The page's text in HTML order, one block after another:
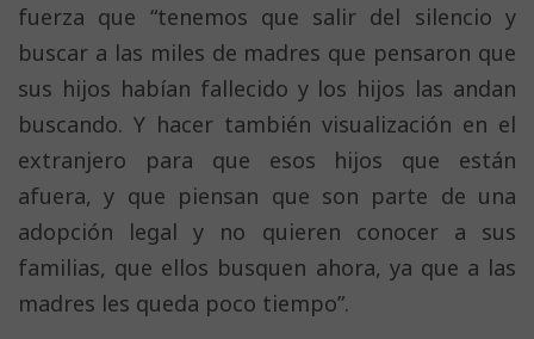
fuerza que “tenemos que salir del silencio y
buscar a las miles de madres que pensaron que
sus hijos habían fallecido y los hijos las andan
buscando. Y hacer también visualización en el
extranjero para que esos hijos que están
afuera, y que piensan que son parte de una
adopción legal y no quieren conocer a sus
familias, que ellos busquen ahora, ya que a las
madres les queda poco tiempo”.